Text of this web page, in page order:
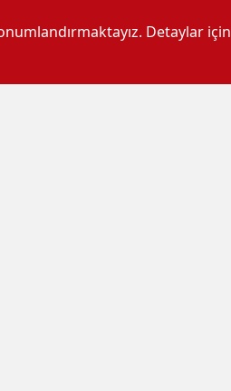
Detaylar için